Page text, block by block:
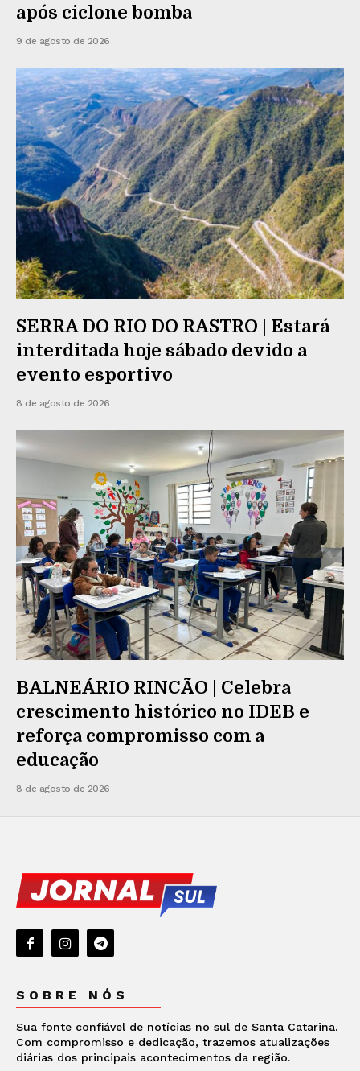
após ciclone bomba
9 de agosto de 2026
SERRA DO RIO DO RASTRO | Estará
interditada hoje sábado devido a
evento esportivo
8 de agosto de 2026
BALNEÁRIO RINCÃO | Celebra
crescimento histórico no IDEB e
reforça compromisso com a
educação
8 de agosto de 2026
SOBRE NÓS
Sua fonte confiável de notícias no sul de Santa Catarina.
Com compromisso e dedicação, trazemos atualizações
diárias dos principais acontecimentos da região.